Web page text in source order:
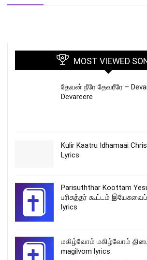
MOST VIEWED
தேவன் நீரே தேவரீரே –
Devareere
Kulir Kaatru Idhamaai
Lyrics
Parisuththar Koottam
பரிசுத்தர் கூட்டம்
lyrics
மகிழ்வோம் மகிழ்வோம்
magilvom lyrics